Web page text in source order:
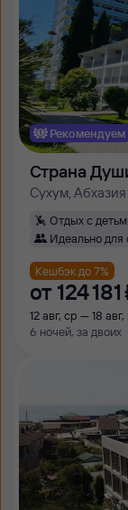
Рекомендуем
Страна
Сухум, Абхазия
Отдых с
Идеально для
Кешбэк до 7%
от 124 ⁠181
12 авг, ср — 18 авг,
6 ночей, за двоих